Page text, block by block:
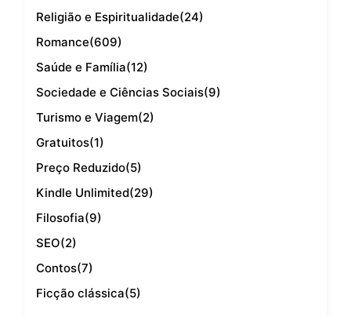
Religião e Espiritualidade(24)
Romance(609)
Saúde e Família(12)
Sociedade e Ciências Sociais(9)
Turismo e Viagem(2)
Gratuitos(1)
Preço Reduzido(5)
Kindle Unlimited(29)
Filosofia(9)
SEO(2)
Contos(7)
Ficção clássica(5)